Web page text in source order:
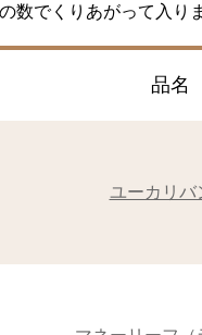
数でくりあがって入りま
品名
ユーカリバ